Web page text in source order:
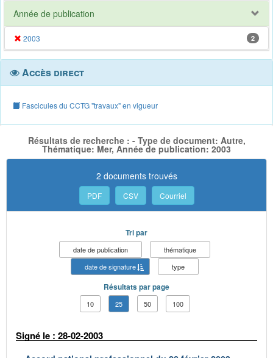
Année de publication
2003 2
Accès direct
Fascicules du CCTG "travaux" en vigueur
Résultats de recherche : - Type de document: Autre,
Thématique: Mer, Année de publication: 2003
2 documents trouvés
PDF CSV Courriel
Tri par
date de publication
thématique
date de signature
type
Résultats par page
10 25 50 100
Signé le : 28-02-2003